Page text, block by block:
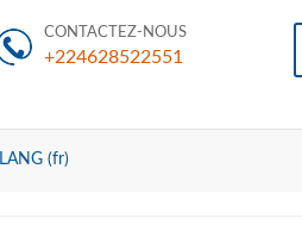
CONTACTEZ-NOUS
+224628522551
LANG (fr)